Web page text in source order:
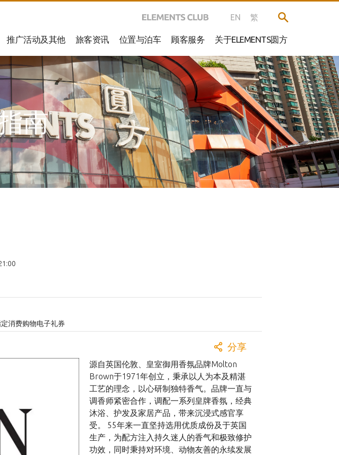
EN 繁
推广活动及其他 旅客资讯 位置与泊车 顾客服务 关于ELEMENTS圆方
南
定消费购物电子礼券
分享
源自英国伦敦、皇室御用香氛品牌Molton
Brown于1971年创立，秉承以人为本及精湛
工艺的理念，以心研制独特香气。品牌一直与
调香师紧密合作，调配一系列皇牌香氛，经典
沐浴、护发及家居产品，带来沉浸式感官享
受。 55年来一直坚持选用优质成份及于英国
生产，为配方注入持久迷人的香气和极致修护
功效，同时秉持对环境、动物友善的永续发展